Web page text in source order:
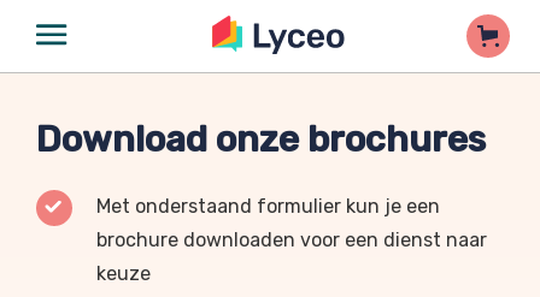
Download onze brochures
Met onderstaand formulier kun je een
brochure downloaden voor een dienst naar
keuze